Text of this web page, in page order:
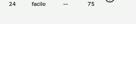
24 facile -- 75